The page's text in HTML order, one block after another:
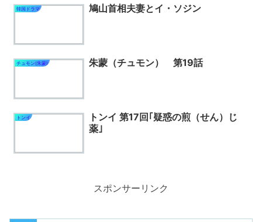
韓国ドラマ 鳩山首相夫妻とイ・ソジン
チュモン(朱蒙) 朱蒙（チュモン） 第19話
トンイ
トンイ 第17回｢疑惑の煎（せん）じ
薬｣
スポンサーリンク